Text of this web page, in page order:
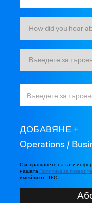
ДОБАВЯНЕ
Operations /
С изпращането на тази
нашата Политика за
имейли от TTEC.